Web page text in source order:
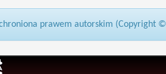
prawem autorskim (Copyright